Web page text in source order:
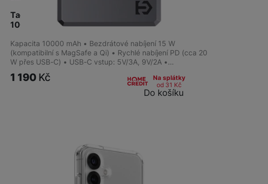
Tactical MagForce Relief Powerbanka
10000mAh
Kapacita 10000 mAh • Bezdrátové nabíjení 15 W
(kompatibilní s MagSafe a Qi) • Rychlé nabíjení PD (cca 20
W přes USB-C) • USB-C vstup: 5V/3A, 9V/2A •…
1 190 Kč
Na splátky
od 31 Kč
Do košíku